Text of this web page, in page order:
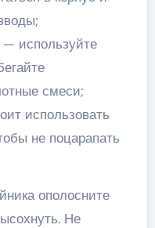
используйте
смеси;
использовать
не поцарапать
ополосните
Не